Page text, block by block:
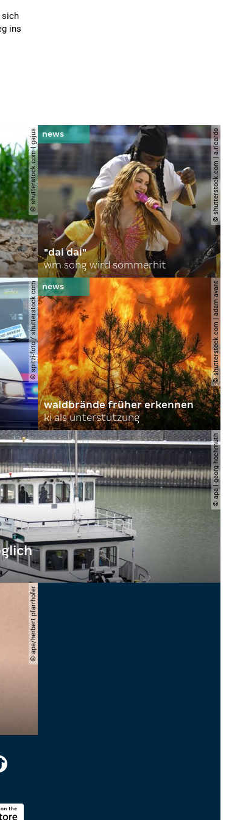
sich
ins
© shutterstock.com | gajus © shutterstock.com | a.ricardo
"dai dai"
wm song wird sommerhit
© spitzi-foto / shutterstock.com © shutterstock.com | adam avant
waldbrände früher erkennen
ki als unterstützung
© apa | georg hochmuth
© apa/herbert pfarrhofer